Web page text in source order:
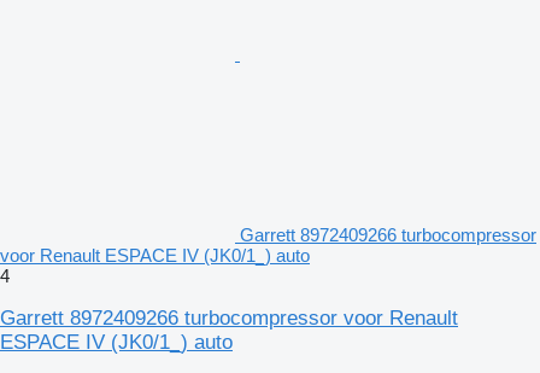
Garrett 8972409266 turbocompressor
voor Renault ESPACE IV (JK0/1_) auto
4
Garrett 8972409266 turbocompressor voor Renault
ESPACE IV (JK0/1_) auto